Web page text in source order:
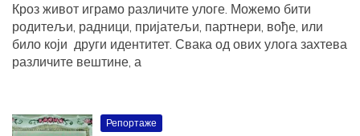
Кроз живот играмо различите улоге. Можемо бити
родитељи, радници, пријатељи, партнери, вође, или
било који други идентитет. Свака од ових улога захтева
различите вештине, а
Репортаже